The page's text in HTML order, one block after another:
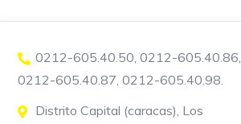
0212-605.40.50, 0212-605.40.86,
0212-605.40.87, 0212-605.40.98.
Distrito Capital (caracas), Los